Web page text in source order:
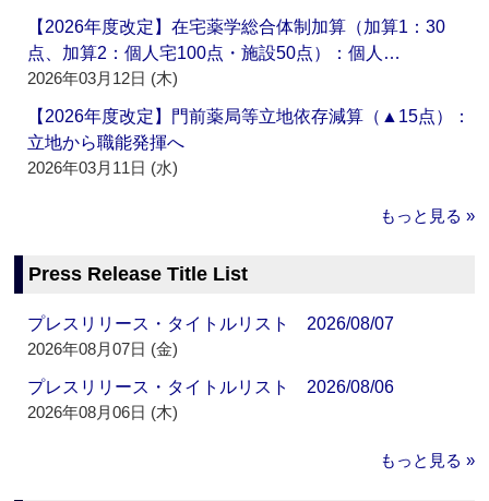
【2026年度改定】在宅薬学総合体制加算（加算1：30
点、加算2：個人宅100点・施設50点）：個人…
2026年03月12日 (木)
【2026年度改定】門前薬局等立地依存減算（▲15点）：
立地から職能発揮へ
2026年03月11日 (水)
もっと見る »
Press Release Title List
プレスリリース・タイトルリスト 2026/08/07
2026年08月07日 (金)
プレスリリース・タイトルリスト 2026/08/06
2026年08月06日 (木)
もっと見る »